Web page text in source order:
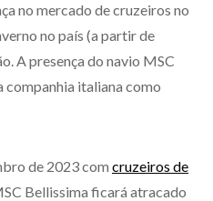
no mercado de cruzeiros no
no país (a partir de
A presença do navio MSC
companhia italiana como
de 2023 com cruzeiros de
Bellissima ficará atracado